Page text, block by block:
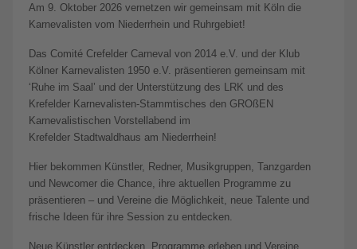
Am 9. Oktober 2026 vernetzen wir gemeinsam mit Köln die
Karnevalisten vom Niederrhein und Ruhrgebiet!
Das Comité Crefelder Carneval von 2014 e.V. und der Klub
Kölner Karnevalisten 1950 e.V. präsentieren gemeinsam mit
‘Ruhe im Saal’ und der Unterstützung des LRK und des
Krefelder Karnevalisten-Stammtisches den GROßEN
Karnevalistischen Vorstellabend im
Krefelder Stadtwaldhaus am Niederrhein!
Hier bekommen Künstler, Redner, Musikgruppen, Tanzgarden
und Newcomer die Chance, ihre aktuellen Programme zu
präsentieren – und Vereine die Möglichkeit, neue Talente und
frische Ideen für ihre Session zu entdecken.
Neue Künstler entdecken, Programme erleben und Vereine